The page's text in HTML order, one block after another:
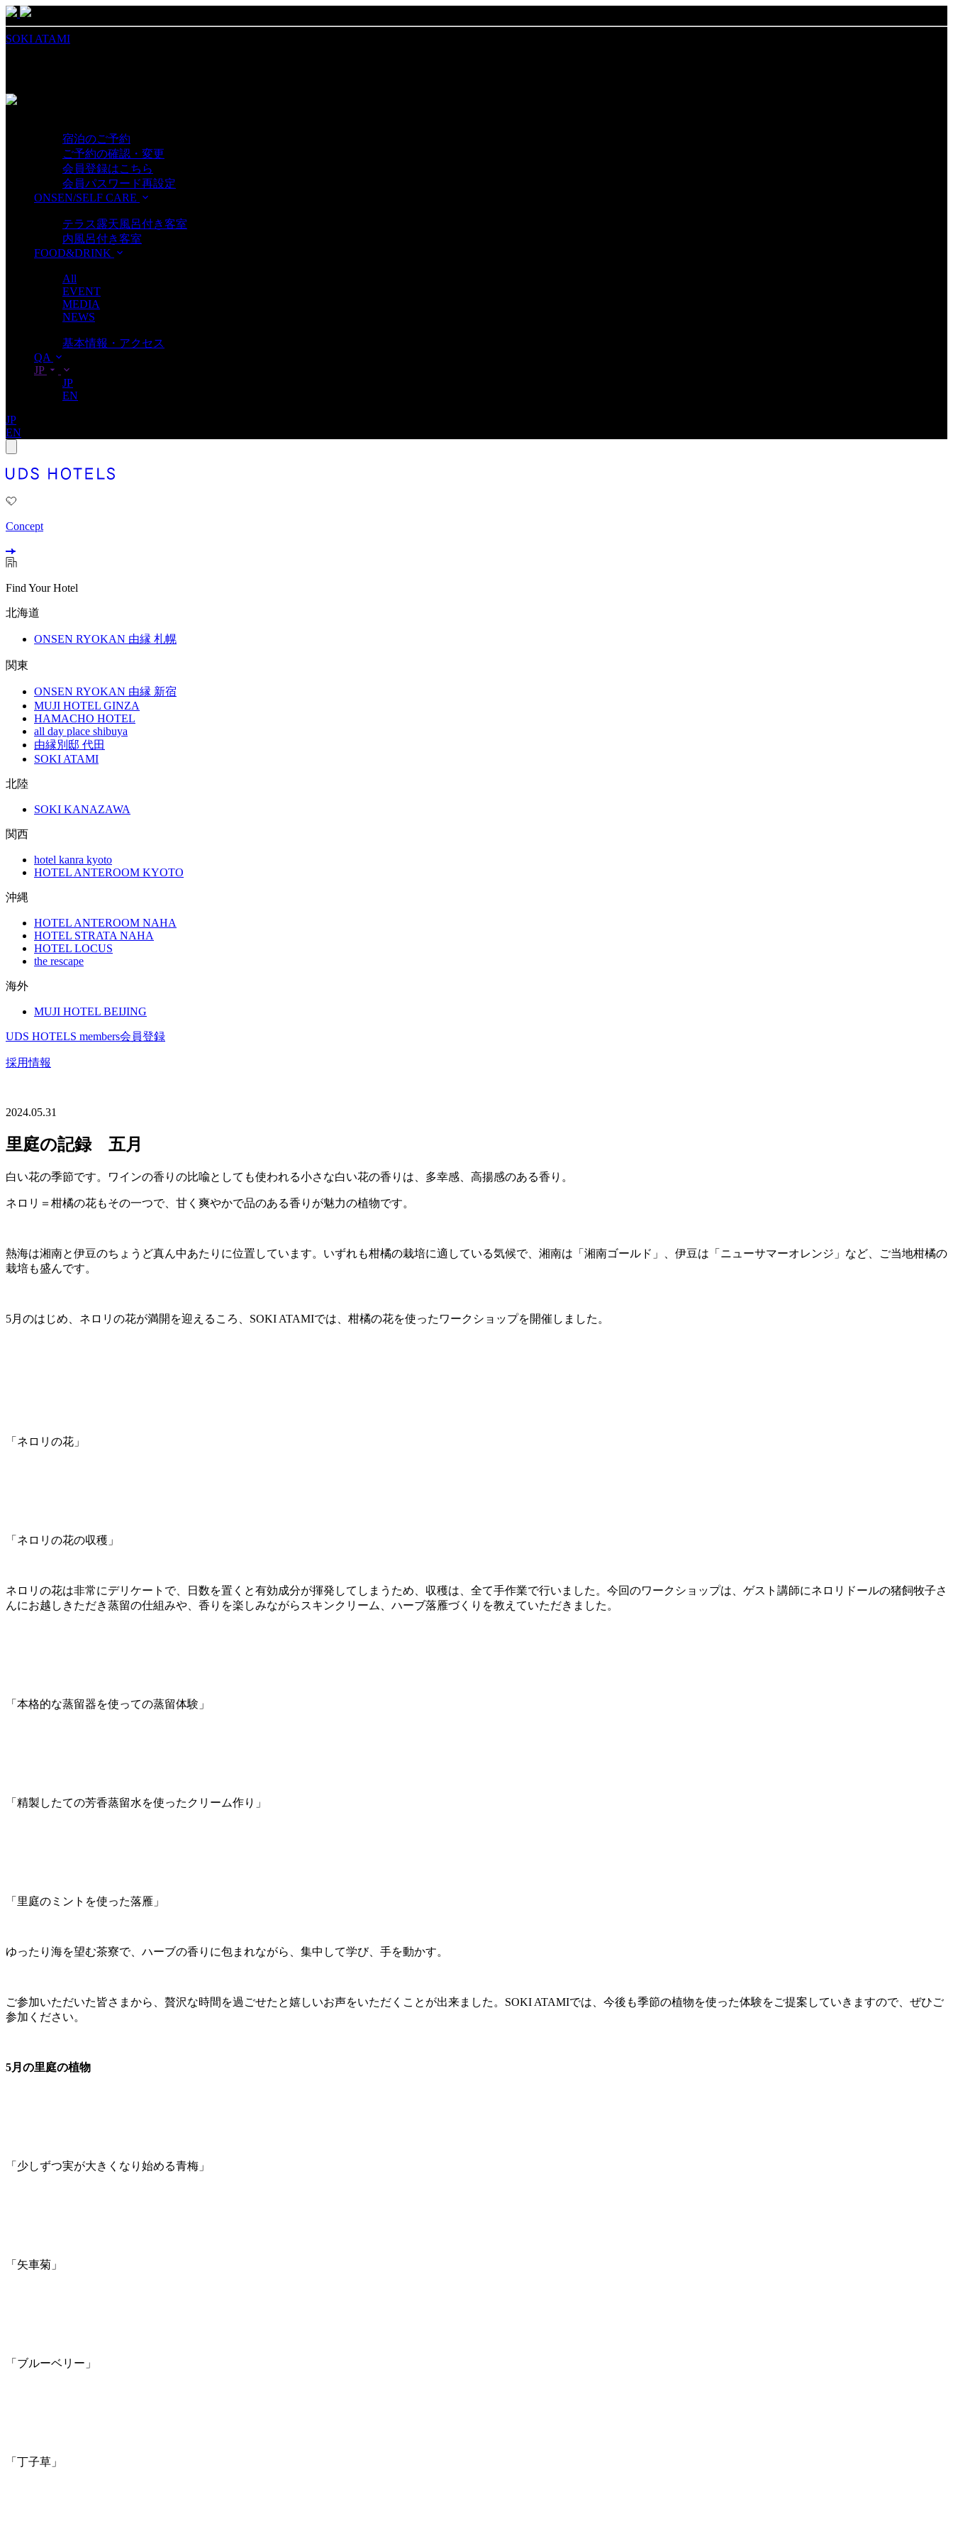
SOKI ATAMI
宿泊のご予約
ご予約の確認・変更
会員登録はこちら
会員パスワード再設定
ONSEN/SELF CARE
テラス露天風呂付き客室
内風呂付き客室
FOOD&DRINK
All
EVENT
MEDIA
NEWS
基本情報・アクセス
QA
JP
JP
EN
JP
EN
Concept
Find Your Hotel
北海道
ONSEN RYOKAN 由縁 札幌
関東
ONSEN RYOKAN 由縁 新宿
MUJI HOTEL GINZA
HAMACHO HOTEL
all day place shibuya
由縁別邸 代田
SOKI ATAMI
北陸
SOKI KANAZAWA
関西
hotel kanra kyoto
HOTEL ANTEROOM KYOTO
沖縄
HOTEL ANTEROOM NAHA
HOTEL STRATA NAHA
HOTEL LOCUS
the rescape
海外
MUJI HOTEL BEIJING
UDS HOTELS members会員登録
採用情報
2024.05.31
里庭の記録 五月
白い花の季節です。ワインの香りの比喩としても使われる小さな白い花の香りは、多幸感、高揚感のある香り。
ネロリ＝柑橘の花もその一つで、甘く爽やかで品のある香りが魅力の植物です。
熱海は湘南と伊豆のちょうど真ん中あたりに位置しています。いずれも柑橘の栽培に適している気候で、湘南は「湘南ゴールド」、伊豆は「ニューサマーオレンジ」など、ご当地柑橘の
栽培も盛んです。
5月のはじめ、ネロリの花が満開を迎えるころ、SOKI ATAMIでは、柑橘の花を使ったワークショップを開催しました。
「ネロリの花」
「ネロリの花の収穫」
ネロリの花は非常にデリケートで、日数を置くと有効成分が揮発してしまうため、収穫は、全て手作業で行いました。今回のワークショップは、ゲスト講師にネロリドールの猪飼牧子さ
んにお越しきただき蒸留の仕組みや、香りを楽しみながらスキンクリーム、ハーブ落雁づくりを教えていただきました。
「本格的な蒸留器を使っての蒸留体験」
「精製したての芳香蒸留水を使ったクリーム作り」
「里庭のミントを使った落雁」
ゆったり海を望む茶寮で、ハーブの香りに包まれながら、集中して学び、手を動かす。
ご参加いただいた皆さまから、贅沢な時間を過ごせたと嬉しいお声をいただくことが出来ました。SOKI ATAMIでは、今後も季節の植物を使った体験をご提案していきますので、ぜひご
参加ください。
5月の里庭の植物
「少しずつ実が大きくなり始める青梅」
「矢車菊」
「ブルーベリー」
「丁子草」